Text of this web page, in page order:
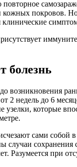
кожных покровов.
клинические
болезнь
возникновения
2 недель до 6
узелки, которые
сами собой
случаи сохранения
Разумеется при